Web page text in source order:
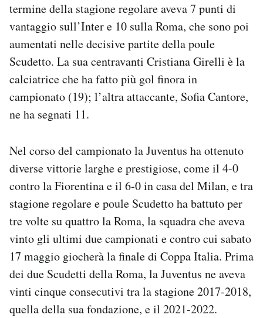
termine della stagione regolare aveva 7 punti di
vantaggio sull’Inter e 10 sulla Roma, che sono poi
aumentati nelle decisive partite della poule
Scudetto. La sua centravanti Cristiana Girelli è la
calciatrice che ha fatto più gol finora in
campionato (19); l’altra attaccante, Sofia Cantore,
ne ha segnati 11.
Nel corso del campionato la Juventus ha ottenuto
diverse vittorie larghe e prestigiose, come il 4-0
contro la Fiorentina e il 6-0 in casa del Milan, e tra
stagione regolare e poule Scudetto ha battuto per
tre volte su quattro la Roma, la squadra che aveva
vinto gli ultimi due campionati e contro cui sabato
17 maggio giocherà la finale di Coppa Italia. Prima
dei due Scudetti della Roma, la Juventus ne aveva
vinti cinque consecutivi tra la stagione 2017-2018,
quella della sua fondazione, e il 2021-2022.